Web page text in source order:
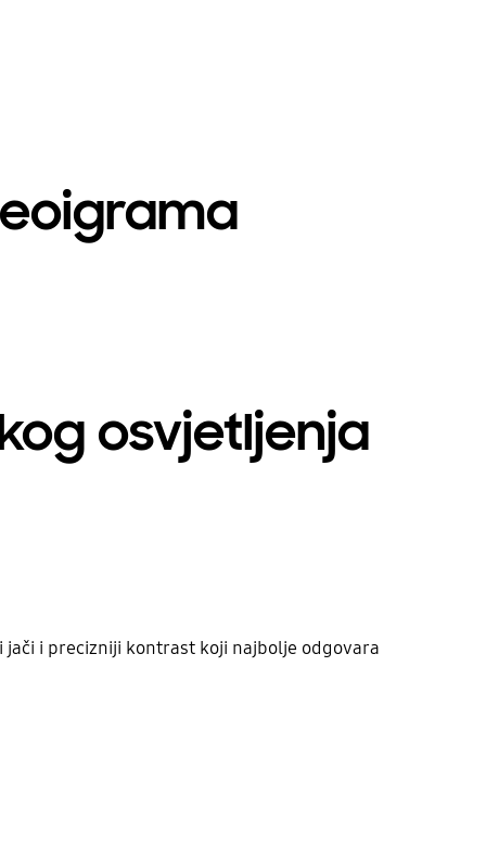
osvjetljenja
i precizniji kontrast koji najbolje odgovara